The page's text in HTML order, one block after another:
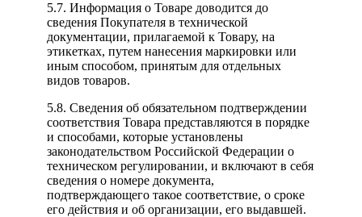
5.7. Информация о Товаре доводится до
сведения Покупателя в технической
документации, прилагаемой к Товару, на
этикетках, путем нанесения маркировки или
иным способом, принятым для отдельных
видов товаров.
5.8. Сведения об обязательном подтверждении
соответствия Товара представляются в порядке
и способами, которые установлены
законодательством Российской Федерации о
техническом регулировании, и включают в себя
сведения о номере документа,
подтверждающего такое соответствие, о сроке
его действия и об организации, его выдавшей.